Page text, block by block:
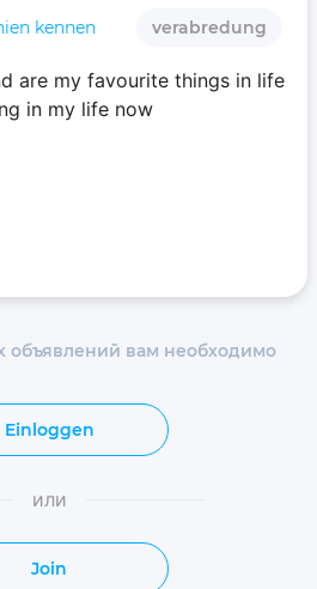
kennen verabredung
are my favourite things in life‍‍
in my life now
объявлений вам необходимо
Einloggen
или
Join